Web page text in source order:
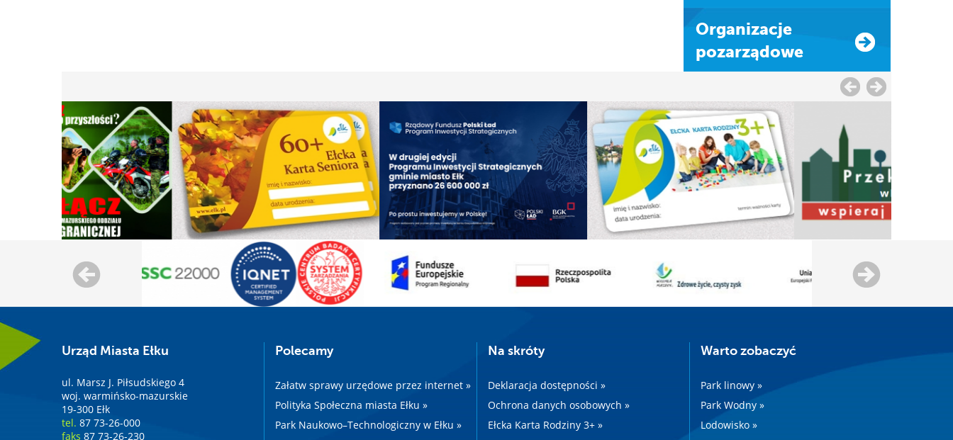
Organizacje
pozarządowe
Urząd Miasta Ełku
ul. Marsz J. Piłsudskiego 4
woj. warmińsko-mazurskie
19-300 Ełk
tel. 87 73-26-000
faks 87 73-26-230
Polecamy
Załatw sprawy urzędowe przez internet »
Polityka Społeczna miasta Ełku »
Park Naukowo–Technologiczny w Ełku »
Na skróty
Deklaracja dostępności »
Ochrona danych osobowych »
Ełcka Karta Rodziny 3+ »
Warto zobaczyć
Park linowy »
Park Wodny »
Lodowisko »